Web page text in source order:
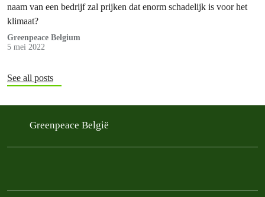
naam van een bedrijf zal prijken dat enorm schadelijk is voor het
klimaat?
Greenpeace Belgium
5 mei 2022
See all posts
Greenpeace België